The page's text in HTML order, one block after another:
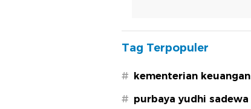
Tag Terpopuler
# kementerian keuangan
# purbaya yudhi sadewa